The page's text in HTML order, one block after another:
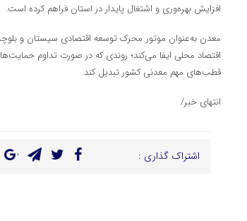
افزایش بهره‌وری و اشتغال پایدار در استان فراهم کرده است.
معدن به‌عنوان موتور محرک توسعه اقتصادی سیستان و
اقتصاد محلی ایفا می‌کند؛ روندی که در صورت تداوم
قطب‌های مهم معدنی کشور تبدیل کند.
انتهای خبر/
اشتراک گذاری :